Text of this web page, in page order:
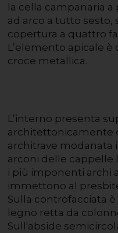
la cella campanaria
ad arco a tutto sesto,
copertura a quattro
L’elemento apicale
croce metallica.
L’interno presenta
architettonicamente
architrave modanata
arconi delle cappelle
i più imponenti archi
immettono al
Sulla controfacciata
legno retta da
Sull'abside